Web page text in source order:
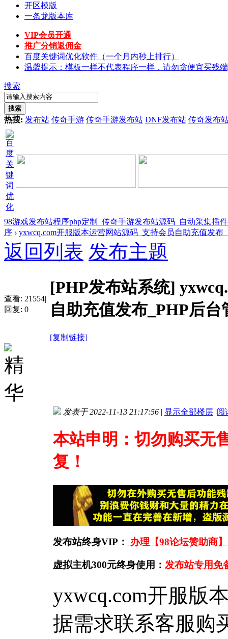
开区模版
一条龙版本库
VIP会员开通
推广分销返佣金
百度关键词优化软件（一个月内秒上排行）
温馨提示：模板一样不代表程序一样，请勿贪便宜买残
搜索
搜索
热搜: 发布站 传奇手游 传奇手游发布站 DNF发布站 传奇发布
98游戏发布站程序php定制_传奇手游发布站源码_自动采集插
序 › yxwcq.com开服版本运营网站源码_支持会员自助充值发布
返回列表 发布主题
查看: 21554|
回复: 0
[PHP发布站系统]
自助充值发布_PHP后台
[复制链接]
发表于 2022-11-13 21:17:56 | 显示全部楼层 |阅
本站申明：切勿购买无
复！
发布站终身VIP： 办理【98论坛赞助商
虚拟主机300元终身使用： 发布站专用免
yxwcq.com开服版
据需求联系客服购